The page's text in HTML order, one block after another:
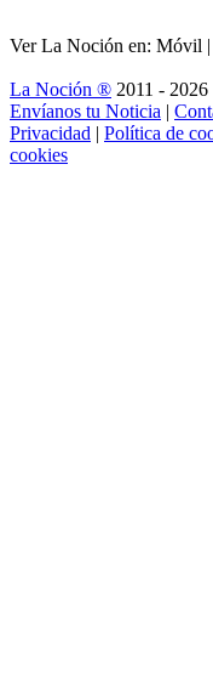
Ver La Noción en: Móvil |
La Noción ® 2011 - 2026
Envíanos tu Noticia |
Privacidad | Política de
cookies